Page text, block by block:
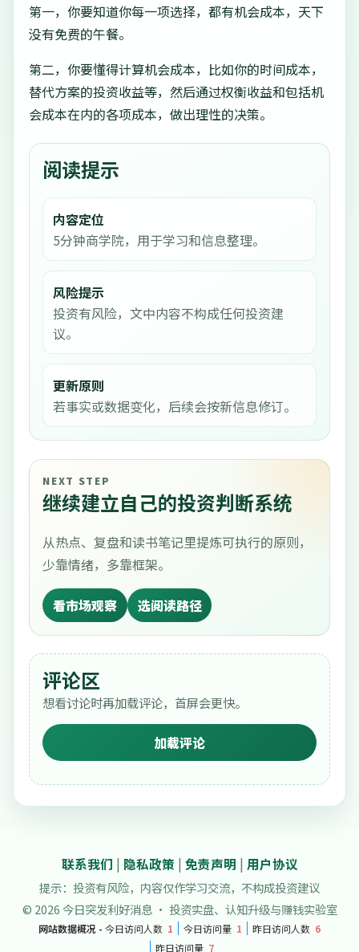
第一，你要知道你每一项选择，都有机会成本，天下
没有免费的午餐。
第二，你要懂得计算机会成本，比如你的时间成本，
替代方案的投资收益等，然后通过权衡收益和包括机
会成本在内的各项成本，做出理性的决策。
阅读提示
内容定位
5分钟商学院，用于学习和信息整理。
风险提示
投资有风险，文中内容不构成任何投资建
议。
更新原则
若事实或数据变化，后续会按新信息修订。
NEXT STEP
继续建立自己的投资判断系统
从热点、复盘和读书笔记里提炼可执行的原则，
少靠情绪，多靠框架。
看市场观察 选阅读路径
评论区
想看讨论时再加载评论，首屏会更快。
加载评论
联系我们 | 隐私政策 | 免责声明 | 用户协议
提示：投资有风险，内容仅作学习交流，不构成投资建议
© 2026 今日突发利好消息 · 投资实盘、认知升级与赚钱实验室
网站数据概况 - 今日访问人数 1 今日访问量 1 昨日访问人数 6
昨日访问量 7